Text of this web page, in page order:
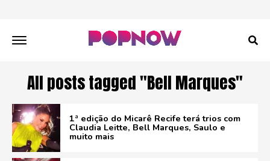
All posts tagged "Bell Marques"
1ª edição do Micarê Recife terá trios com
Claudia Leitte, Bell Marques, Saulo e
muito mais